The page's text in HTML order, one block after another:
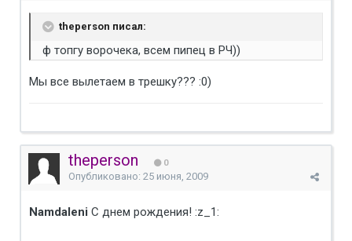
theperson писал:
ф топгу ворочека, всем пипец в РЧ))
Мы все вылетаем в трешку??? :0)
theperson 0
Опубликовано: 25 июня, 2009
Namdaleni С днем рождения! :z_1: